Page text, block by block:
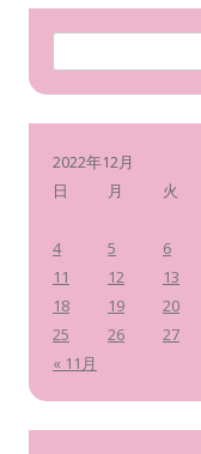
索
2022年12月
日
月 火
« 11月
4
5 6
11
12 13
18
19 20
25
26 27